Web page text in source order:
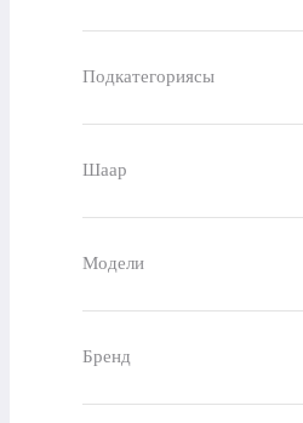
Подкатегориясы
Шаар
Модели
Бренд